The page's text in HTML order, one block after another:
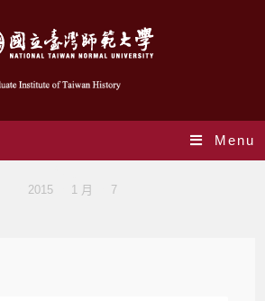
Menu
2015 1 月 7